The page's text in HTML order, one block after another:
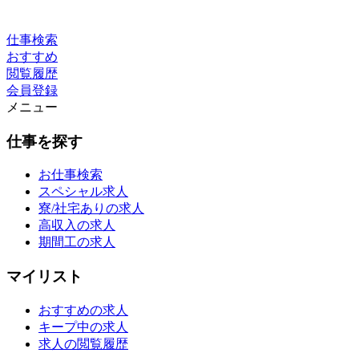
仕事検索
おすすめ
閲覧履歴
会員登録
メニュー
仕事を探す
お仕事検索
スペシャル求人
寮/社宅ありの求人
高収入の求人
期間工の求人
マイリスト
おすすめの求人
キープ中の求人
求人の閲覧履歴